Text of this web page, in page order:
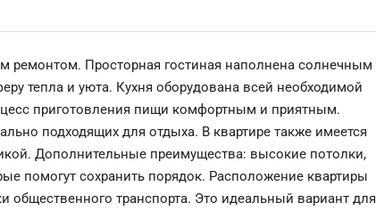
ремонтом. Просторная гостиная наполнена солнечным
тепла и уюта. Кухня оборудована всей необходимой
приготовления пищи комфортным и приятным.
подходящих для отдыха. В квартире также имеется
Дополнительные преимущества: высокие потолки,
помогут сохранить порядок. Расположение квартиры
транспорта. Это идеальный вариант для